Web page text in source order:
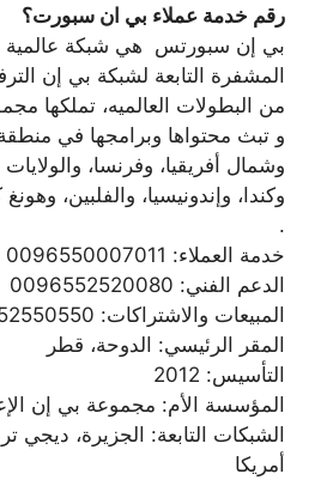
رقم خدمة عملاء بي ان سبورت؟
بي إن سبورتس ‏ هي شبكة عالمية
المشفرة التابعة لشبكة بي إن
من البطولات العالميه، تملكها
و تبث محتواها وبرامجها في
وشمال أفريقيا، وفرنسا، والولايات
وكندا، وإندونيسيا، والفلبين،
.
خدمة العملاء: 0096550007011
الدعم الفني: 0096552520080
المبيعات والاشتراكات: 0096552550550
المقر الرئيسي: الدوحة، قطر
التأسيس: 2012
المؤسسة الأم: مجموعة بي إن
الشبكات التابعة: الجزيرة، ديجي
أمريكا